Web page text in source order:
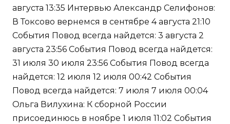
августа 13:35 Интервью Александр Селифонов:
В Токсово вернемся в сентябре 4 августа 21:10
События Повод всегда найдется: 3 августа 2
августа 23:56 События Повод всегда найдется:
31 июля 30 июля 23:56 События Повод всегда
найдется: 12 июля 12 июля 00:42 События
Повод всегда найдется: 7 июля 7 июля 00:04
Ольга Вилухина: К сборной России
присоединюсь в ноябре 1 июля 11:02 События